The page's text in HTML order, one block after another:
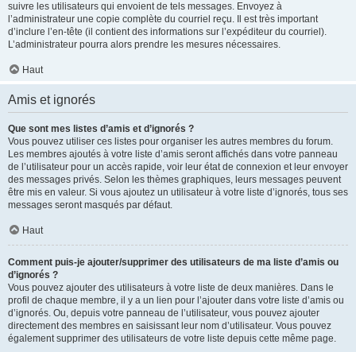
suivre les utilisateurs qui envoient de tels messages. Envoyez à
l’administrateur une copie complète du courriel reçu. Il est très important
d’inclure l’en-tête (il contient des informations sur l’expéditeur du courriel).
L’administrateur pourra alors prendre les mesures nécessaires.
Haut
Amis et ignorés
Que sont mes listes d’amis et d’ignorés ?
Vous pouvez utiliser ces listes pour organiser les autres membres du forum.
Les membres ajoutés à votre liste d’amis seront affichés dans votre panneau
de l’utilisateur pour un accès rapide, voir leur état de connexion et leur envoyer
des messages privés. Selon les thèmes graphiques, leurs messages peuvent
être mis en valeur. Si vous ajoutez un utilisateur à votre liste d’ignorés, tous ses
messages seront masqués par défaut.
Haut
Comment puis-je ajouter/supprimer des utilisateurs de ma liste d’amis ou
d’ignorés ?
Vous pouvez ajouter des utilisateurs à votre liste de deux manières. Dans le
profil de chaque membre, il y a un lien pour l’ajouter dans votre liste d’amis ou
d’ignorés. Ou, depuis votre panneau de l’utilisateur, vous pouvez ajouter
directement des membres en saisissant leur nom d’utilisateur. Vous pouvez
également supprimer des utilisateurs de votre liste depuis cette même page.